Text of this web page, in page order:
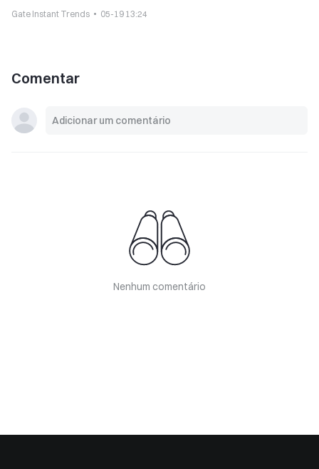
Gate Instant Trends 05-19 13:24
Comentar
Nenhum comentário